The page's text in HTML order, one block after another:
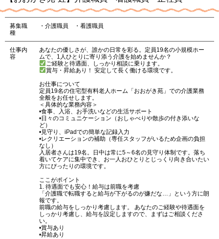
募集職
種
・介護職員 ・看護職員
仕事内
容
あなたの優しさが、誰かの日常を彩る。定員19名の小規模ホー
ムで、1人ひとりに寄り添う介護を始めませんか？
ご経験と待遇面、しっかり相談に乗ります。
賞与・昇給あり！ 安定して長く働ける環境です。
お仕事について
定員19名の住宅型有料老人ホーム「おおがき苑」での介護業務
全般をお任せします。
＜具体的な業務内容＞
•食事、入浴、お手洗いなどの生活サポート
•日々のコミュニケーション（おしゃべりや散歩の付き添いな
ど）
•見守り、iPadでの簡単な記録入力
•レクリエーションの補助（専任スタッフがいるため企画の負担
なし）
入居者さんは19名。日中は常に5～6名の見守り体制です。落ち
着いてケアに集中でき、お一人おひとりとじっくり向き合いたい
方にぴったりの環境です。
ここがポイント
1. 待遇面でも安心！給与は前職を考慮
「介護職で転職すると給与が下がるのが嫌だな…」という方に朗
報です。
前職の給与をしっかり考慮します。 あなたのご経験や待遇面を
しっかり考慮し、給与を設定しますので、まずはご相談くださ
い。
•賞与あり
•昇給あり